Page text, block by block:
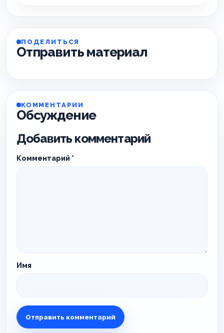
ПОДЕЛИТЬСЯ
Отправить материал
КОММЕНТАРИИ
Обсуждение
Добавить комментарий
Комментарий *
Имя